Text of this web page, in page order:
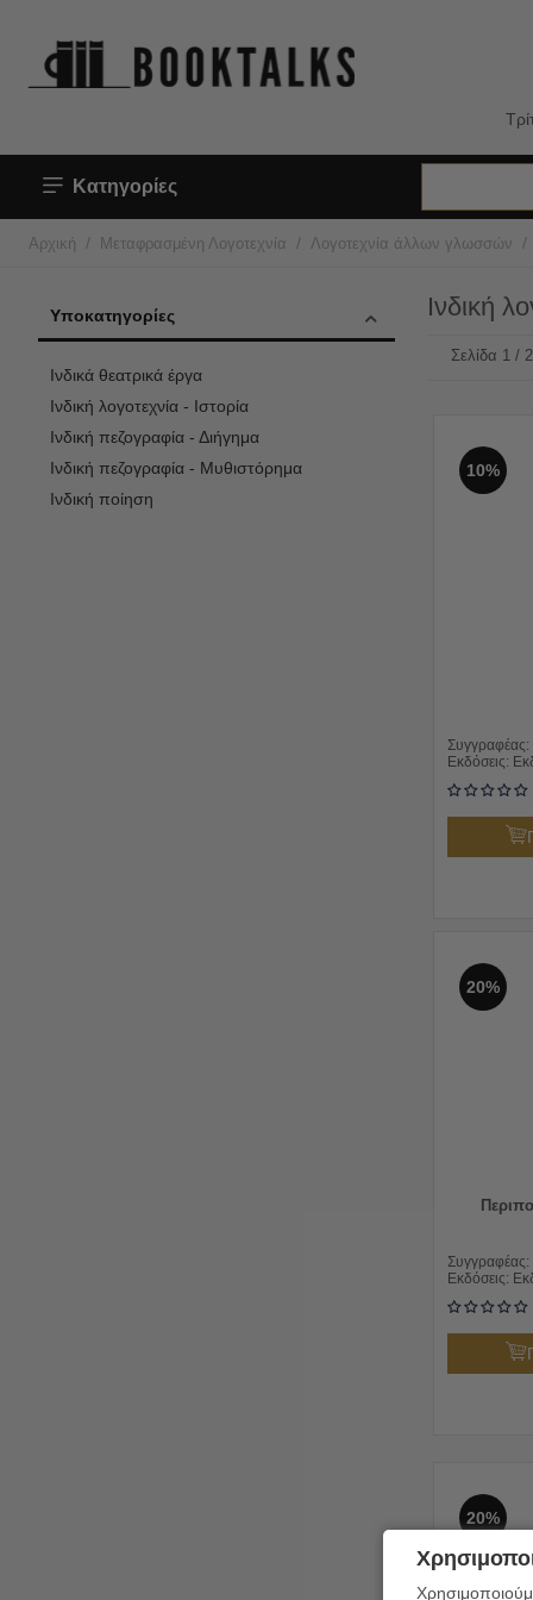
Κατηγορίες
Αρχική / Μεταφρασμένη Λογοτεχνία / Λογοτεχνία άλλων γλωσσών /
Υποκατηγορίες
Ινδικά θεατρικά έργα
Ινδική λογοτεχνία - Ιστορία
Ινδική πεζογραφία - Διήγημα
Ινδική πεζογραφία - Μυθιστόρημα
Ινδική ποίηση
Ινδική
Σελίδα 1 /
10%
Συγγραφέας:
Εκδόσεις:
20%
Συγγραφέας:
Εκδόσεις:
20%